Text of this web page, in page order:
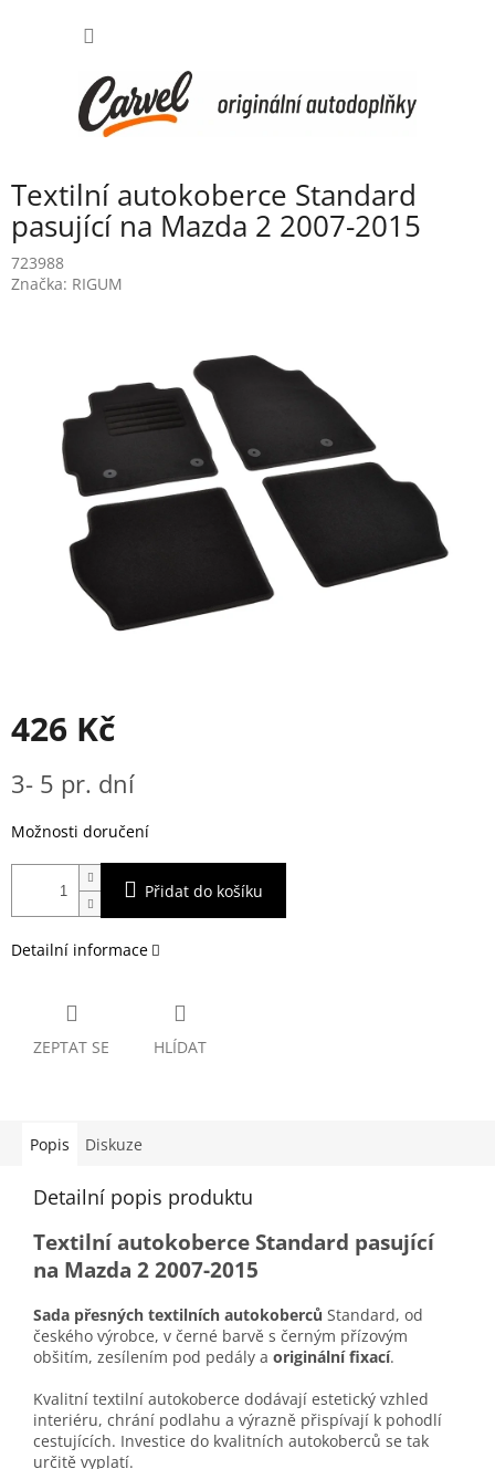
Textilní autokoberce Standard
pasující na Mazda 2 2007-2015
723988
Značka: RIGUM
426 Kč
cena:
3- 5 pr. dní
Možnosti doručení
Přidat do košíku
Detailní informace
ZEPTAT SE HLÍDAT
Popis Diskuze
Detailní popis produktu
Textilní autokoberce Standard pasující
na Mazda 2 2007-2015
Sada přesných textilních autokoberců Standard, od
českého výrobce, v černé barvě s černým přízovým
obšitím, zesílením pod pedály a originální fixací.
Kvalitní textilní autokoberce dodávají estetický vzhled
interiéru, chrání podlahu a výrazně přispívají k pohodlí
cestujících. Investice do kvalitních autokoberců se tak
určitě vyplatí.